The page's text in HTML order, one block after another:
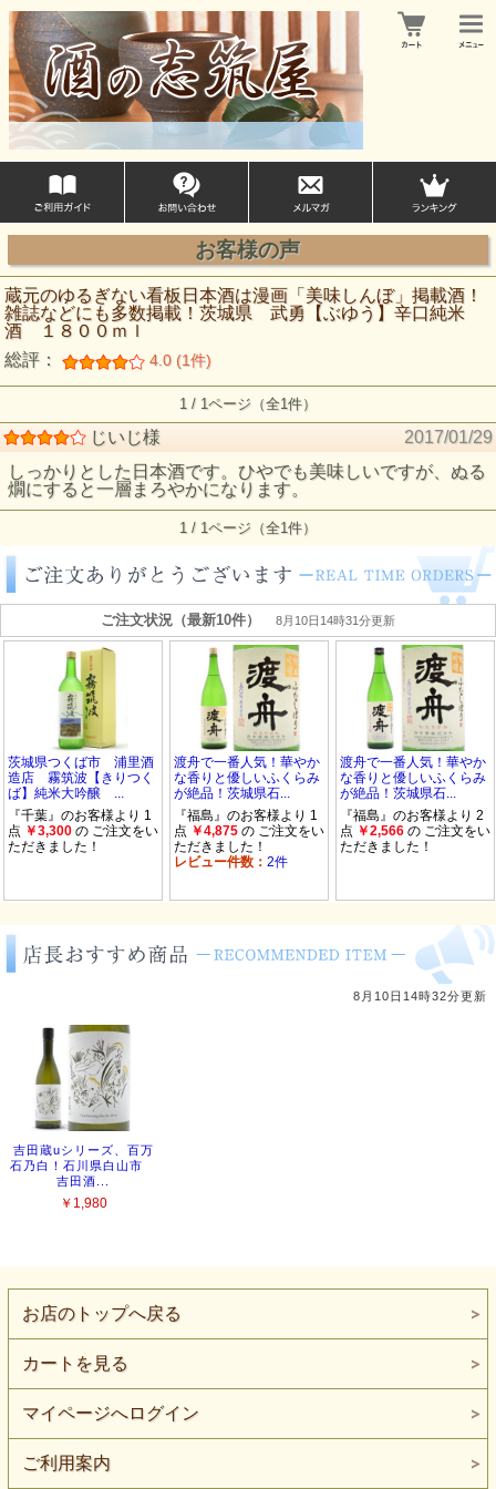
お客様の声
蔵元のゆるぎない看板日本酒は漫画「美味しんぼ」掲載酒！
雑誌などにも多数掲載！茨城県 武勇【ぶゆう】辛口純米
酒 １８００ｍｌ
総評：
4.0 (1件)
1 / 1ページ（全1件）
じいじ様
2017/01/29
しっかりとした日本酒です。ひやでも美味しいですが、ぬる
燗にすると一層まろやかになります。
1 / 1ページ（全1件）
お店のトップへ戻る
カートを見る
マイページへログイン
ご利用案内